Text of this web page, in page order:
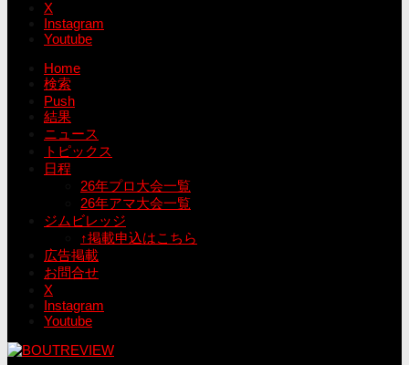
X
Instagram
Youtube
Home
検索
Push
結果
ニュース
トピックス
日程
26年プロ大会一覧
26年アマ大会一覧
ジムビレッジ
↑掲載申込はこちら
広告掲載
お問合せ
X
Instagram
Youtube